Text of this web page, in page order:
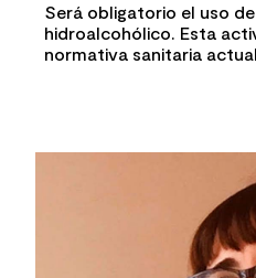
Será obligatorio el uso
hidroalcohólico. Esta
normativa sanitaria